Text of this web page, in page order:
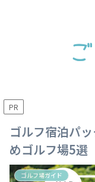
PR
ゴルフ宿泊パ
めゴルフ場5選
ゴルフ場ガイド